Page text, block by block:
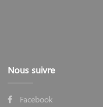
Nous suivre
Facebook